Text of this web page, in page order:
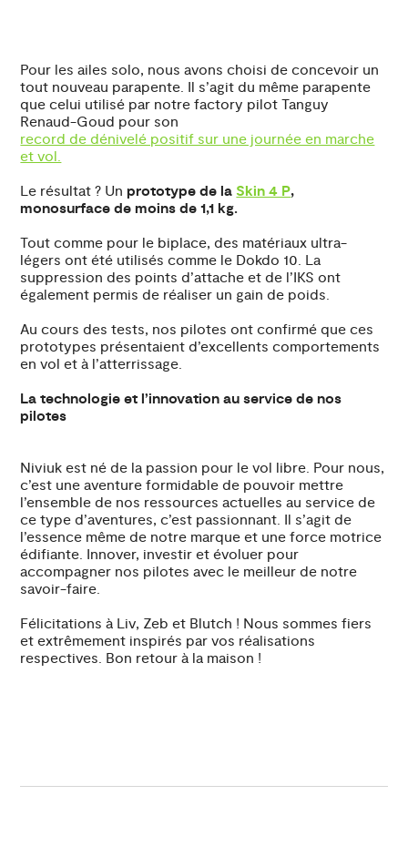
Pour les ailes solo, nous avons choisi de concevoir un
tout nouveau parapente. Il s’agit du même parapente
que celui utilisé par notre factory pilot Tanguy
Renaud-Goud pour son
record de dénivelé positif sur une journée en marche
et vol.
Le résultat ? Un prototype de la Skin 4 P,
monosurface de moins de 1,1 kg.
Tout comme pour le biplace, des matériaux ultra-
légers ont été utilisés comme le Dokdo 10. La
suppression des points d’attache et de l’IKS ont
également permis de réaliser un gain de poids.
Au cours des tests, nos pilotes ont confirmé que ces
prototypes présentaient d’excellents comportements
en vol et à l’atterrissage.
La technologie et l’innovation au service de nos
pilotes
Niviuk est né de la passion pour le vol libre. Pour nous,
c’est une aventure formidable de pouvoir mettre
l’ensemble de nos ressources actuelles au service de
ce type d’aventures, c’est passionnant. Il s’agit de
l’essence même de notre marque et une force motrice
édifiante. Innover, investir et évoluer pour
accompagner nos pilotes avec le meilleur de notre
savoir-faire.
Félicitations à Liv, Zeb et Blutch ! Nous sommes fiers
et extrêmement inspirés par vos réalisations
respectives. Bon retour à la maison !